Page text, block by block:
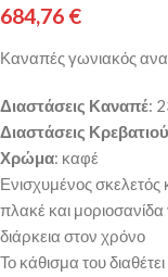
684,76 €
Καναπές γωνιακός
Διαστάσεις Καναπέ:
Διαστάσεις Κρεβατιού
Χρώμα: καφέ
Ενισχυμένος
πλακέ και
διάρκεια στον χρόνο
Το κάθισμα του